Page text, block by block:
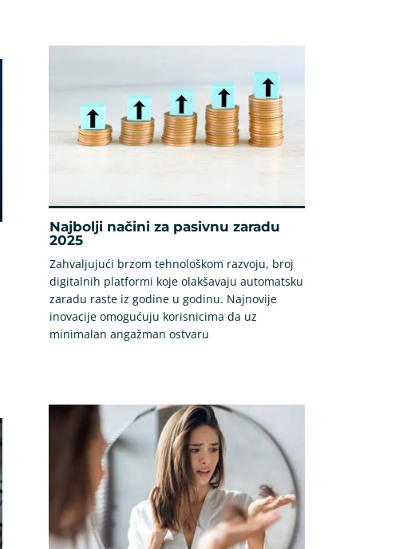
Najbolji načini za pasivnu zaradu
2025
Zahvaljujući brzom tehnološkom razvoju, broj
digitalnih platformi koje olakšavaju automatsku
zaradu raste iz godine u godinu. Najnovije
inovacije omogućuju korisnicima da uz
minimalan angažman ostvaru